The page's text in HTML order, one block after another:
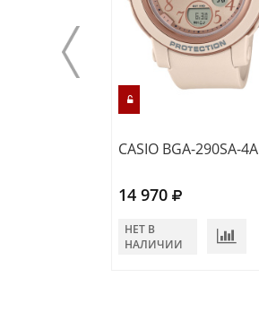
CASIO BGA-290SA-4A
14 970
НЕТ В
НАЛИЧИИ